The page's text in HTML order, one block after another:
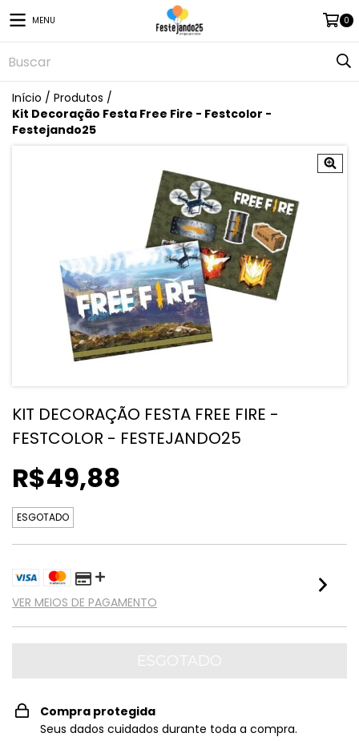
MENU 0
Início / Produtos /
Kit Decoração Festa Free Fire - Festcolor -
Festejando25
KIT DECORAÇÃO FESTA FREE FIRE -
FESTCOLOR - FESTEJANDO25
R$49,88
ESGOTADO
VER MEIOS DE PAGAMENTO
Compra protegida
Seus dados cuidados durante toda a compra.